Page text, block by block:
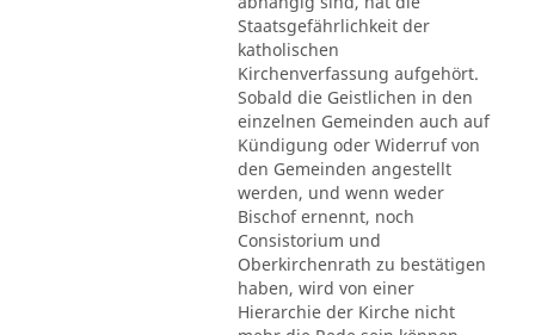
Staatsgefährlichkeit der
katholischen
Kirchenverfassung aufgehört.
Sobald die Geistlichen in den
einzelnen Gemeinden auch auf
Kündigung oder Widerruf von
den Gemeinden angestellt
werden, und wenn weder
Bischof ernennt, noch
Consistorium und
Oberkirchenrath zu bestätigen
haben, wird von einer
Hierarchie der Kirche nicht